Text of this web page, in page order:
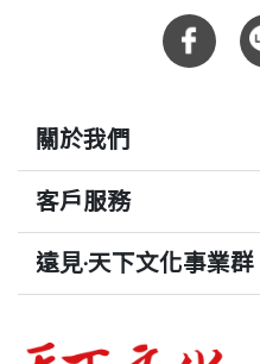
關於我們
客戶服務
遠見‧天下文化事業群